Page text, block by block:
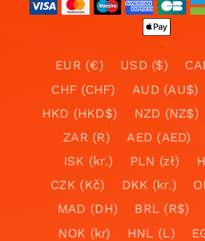
EUR (€) USD ($)
CHF (CHF)
AUD (AU$)
HKD (HKD$)
NZD (NZ$)
ZAR (R)
AED (AED)
ISK (kr.)
PLN (zł)
CZK (Kč)
DKK (kr.)
MAD (DH)
BRL (R$)
NOK (kr)
HNL (L)